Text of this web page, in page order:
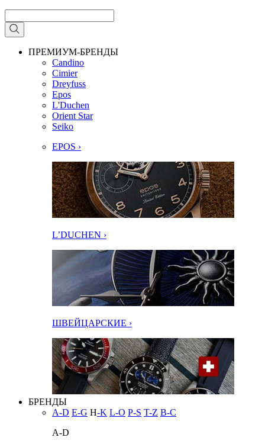
ПРЕМИУМ-БРЕНДЫ
Candino
Cimier
Dreyfuss
Epos
L'Duchen
Orient Star
Seiko
EPOS ›
L’DUCHEN ›
ШВЕЙЦАРСКИЕ ›
БРЕНДЫ
A-D E-G H-K L-O P-S T-Z В-С
A-D